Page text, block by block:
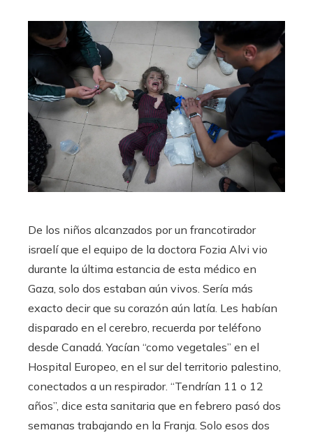
De los niños alcanzados por un francotirador
israelí que el equipo de la doctora Fozia Alvi vio
durante la última estancia de esta médico en
Gaza, solo dos estaban aún vivos. Sería más
exacto decir que su corazón aún latía. Les habían
disparado en el cerebro, recuerda por teléfono
desde Canadá. Yacían “como vegetales” en el
Hospital Europeo, en el sur del territorio palestino,
conectados a un respirador. “Tendrían 11 o 12
años”, dice esta sanitaria que en febrero pasó dos
semanas trabajando en la Franja. Solo esos dos